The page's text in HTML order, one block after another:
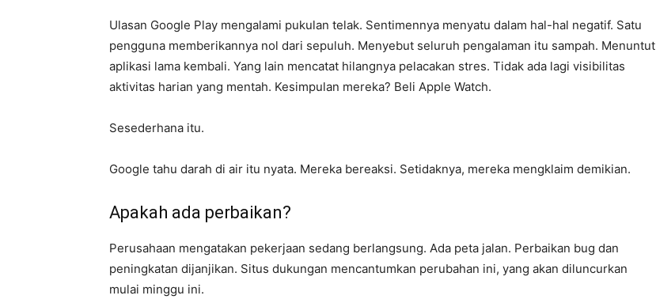
Ulasan Google Play mengalami pukulan telak. Sentimennya menyatu dalam hal-hal negatif. Satu
pengguna memberikannya nol dari sepuluh. Menyebut seluruh pengalaman itu sampah. Menuntut
aplikasi lama kembali. Yang lain mencatat hilangnya pelacakan stres. Tidak ada lagi visibilitas
aktivitas harian yang mentah. Kesimpulan mereka? Beli Apple Watch.
Sesederhana itu.
Google tahu darah di air itu nyata. Mereka bereaksi. Setidaknya, mereka mengklaim demikian.
Apakah ada perbaikan?
Perusahaan mengatakan pekerjaan sedang berlangsung. Ada peta jalan. Perbaikan bug dan
peningkatan dijanjikan. Situs dukungan mencantumkan perubahan ini, yang akan diluncurkan
mulai minggu ini.